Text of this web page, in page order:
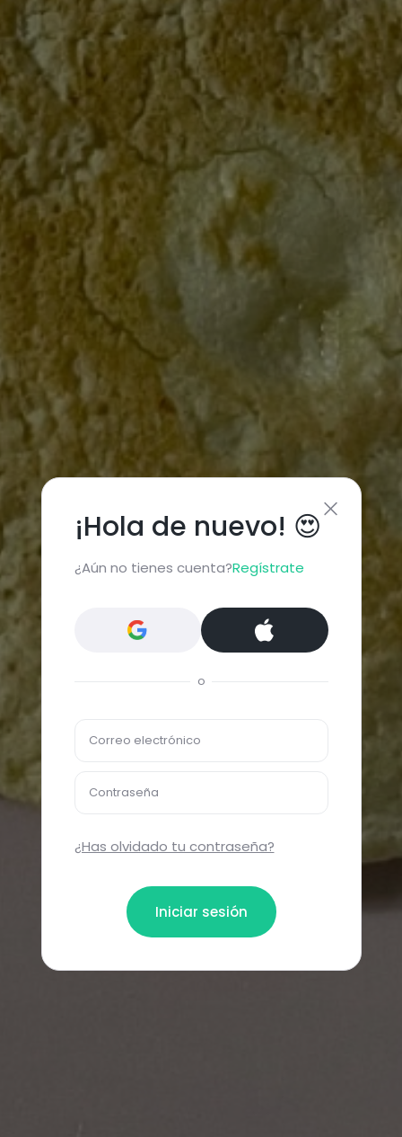
¡Hola de nuevo! 😍
¿Aún no tienes cuenta?Regístrate
o
Correo electrónico
Contraseña
¿Has olvidado tu contraseña?
Iniciar sesión